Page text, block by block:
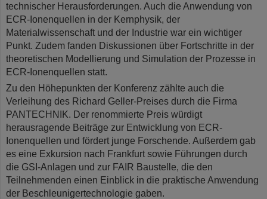
technischer Herausforderungen. Auch die Anwendung von
ECR-Ionenquellen in der Kernphysik, der
Materialwissenschaft und der Industrie war ein wichtiger
Punkt. Zudem fanden Diskussionen über Fortschritte in der
theoretischen Modellierung und Simulation der Prozesse in
ECR-Ionenquellen statt.
Zu den Höhepunkten der Konferenz zählte auch die
Verleihung des Richard Geller-Preises durch die Firma
PANTECHNIK. Der renommierte Preis würdigt
herausragende Beiträge zur Entwicklung von ECR-
Ionenquellen und fördert junge Forschende. Außerdem gab
es eine Exkursion nach Frankfurt sowie Führungen durch
die GSI-Anlagen und zur FAIR Baustelle, die den
Teilnehmenden einen Einblick in die praktische Anwendung
der Beschleunigertechnologie gaben.